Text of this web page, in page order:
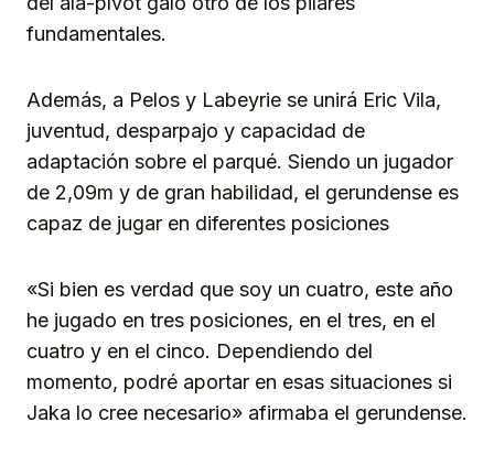
fundamentales.
Además, a Pelos y Labeyrie se unirá Eric Vila,
juventud, desparpajo y capacidad de
adaptación sobre el parqué. Siendo un jugador
de 2,09m y de gran habilidad, el gerundense es
capaz de jugar en diferentes posiciones
«Si bien es verdad que soy un cuatro, este año
he jugado en tres posiciones, en el tres, en el
cuatro y en el cinco. Dependiendo del
momento, podré aportar en esas situaciones si
Jaka lo cree necesario» afirmaba el gerundense.